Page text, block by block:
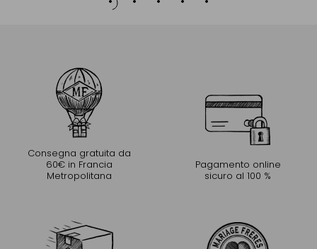
Consegna gratuita da
60€ in Francia
Metropolitana
Pagamento online
sicuro al 100 %